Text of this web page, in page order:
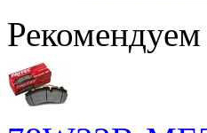
Рекомендуем